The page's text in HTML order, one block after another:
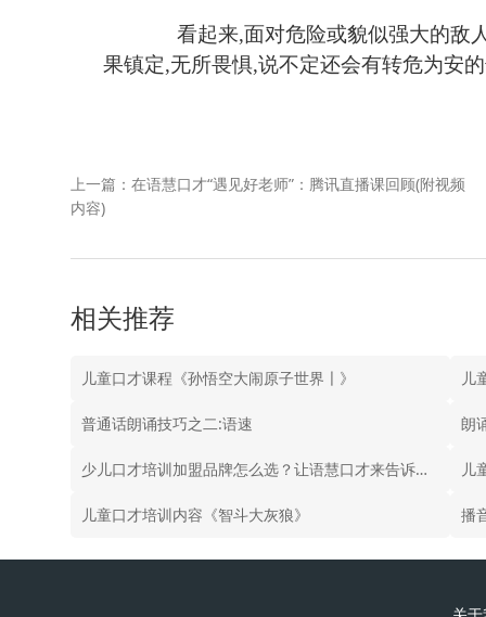
看起来,面对危险或貌似强大的敌
果镇定,无所畏惧,说不定还会有转危为安
上一篇：在语慧口才“遇见好老师”：腾讯直播课回顾(附视频
内容)
相关推荐
儿童口才课程《孙悟空大闹原子世界〡》 儿
普通话朗诵技巧之二:语速 朗
少儿口才培训加盟品牌怎么选？让语慧口才来告诉您！ 儿
儿童口才培训内容《智斗大灰狼》 播